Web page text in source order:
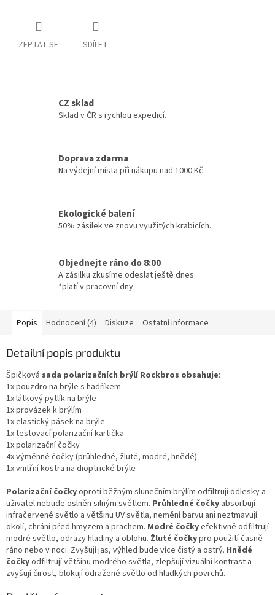
ZEPTAT SE SDÍLET
CZ sklad
Sklad v ČR s rychlou expedicí.
Doprava zdarma
Na výdejní místa při nákupu nad 1000 Kč.
Ekologické balení
50% zásilek ve znovu využitých krabicích.
Objednejte ráno do 8:00
A zásilku zkusíme odeslat ještě dnes.
*platí v pracovní dny
Popis Hodnocení (4) Diskuze Ostatní informace
Detailní popis produktu
Špičková sada polarizačních brýlí Rockbros obsahuje:
1x pouzdro na brýle s hadříkem
1x látkový pytlík na brýle
1x provázek k brýlím
1x elastický pásek na brýle
1x testovací polarizační kartička
1x polarizační čočky
4x výměnné čočky (průhledné, žluté, modré, hnědé)
1x vnitřní kostra na dioptrické brýle
Polarizační čočkyoproti běžným slunečním brýlím odfiltrují odlesky a
uživatel nebude oslněn silným světlem. Průhledné čočky absorbují
infračervené světlo a většinu UV světla, nemění barvu ani neztmavují
okolí, chrání před hmyzem a prachem. Modré čočkyefektivně odfiltrují
modré světlo, odrazy hladiny a oblohu. Žluté čočkypro použití časně
ráno nebo v noci. Zvyšují jas, výhled bude více čistý a ostrý. Hnědé
čočkyodfiltrují většinu modrého světla, zlepšují vizuální kontrast a
zvyšují čirost, blokují odražené světlo od hladkých povrchů.